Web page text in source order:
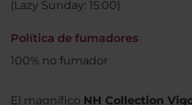
(Lazy Sunday: 15:00)
Política de fumadores
100% no fumador
El magnífico NH Collection